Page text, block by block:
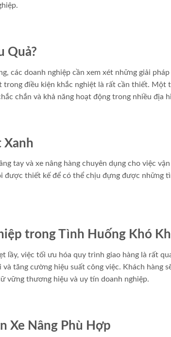
Quả?
các doanh nghiệp cần xem xét những giải
trong điều kiện khắc nghiệt là rất cần thiết. Một
chắn và khả năng hoạt động trong nhiều địa
Xanh
tay và xe nâng hàng chuyên dụng cho việc
được thiết kế để có thể chịu đựng được những
trong Tình Huống Khó
lầy, việc tối ưu hóa quy trình giao hàng là rất
tăng cường hiệu suất công việc. Khách hàng
vững thương hiệu và uy tín doanh nghiệp.
Xe Nâng Phù Hợp